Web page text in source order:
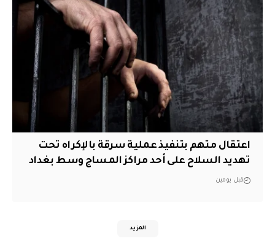
اعتقال متهم بتنفيذ عملية سرقة بالإكراه تحت
تهديد السلاح على أحد مراكز المساج وسط بغداد
قبل يومين
المزيد